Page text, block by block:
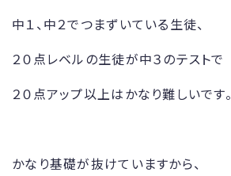
中１、中２でつまずいている生徒、
２０点レベルの生徒が中３のテストで
２０点アップ以上はかなり難しいです。
かなり基礎が抜けていますから、